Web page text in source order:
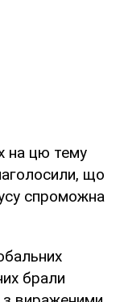
на цю тему
що
спроможна
брали